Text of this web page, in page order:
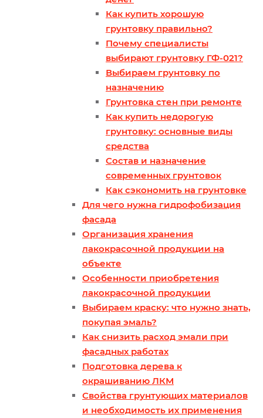
Как купить хорошую
грунтовку правильно?
Почему специалисты
выбирают грунтовку ГФ-021?
Выбираем грунтовку по
назначению
Грунтовка стен при ремонте
Как купить недорогую
грунтовку: основные виды
средства
Состав и назначение
современных грунтовок
Как сэкономить на грунтовке
Для чего нужна гидрофобизация
фасада
Организация хранения
лакокрасочной продукции на
объекте
Особенности приобретения
лакокрасочной продукции
Выбираем краску: что нужно знать,
покупая эмаль?
Как снизить расход эмали при
фасадных работах
Подготовка дерева к
окрашиванию ЛКМ
Свойства грунтующих материалов
и необходимость их применения